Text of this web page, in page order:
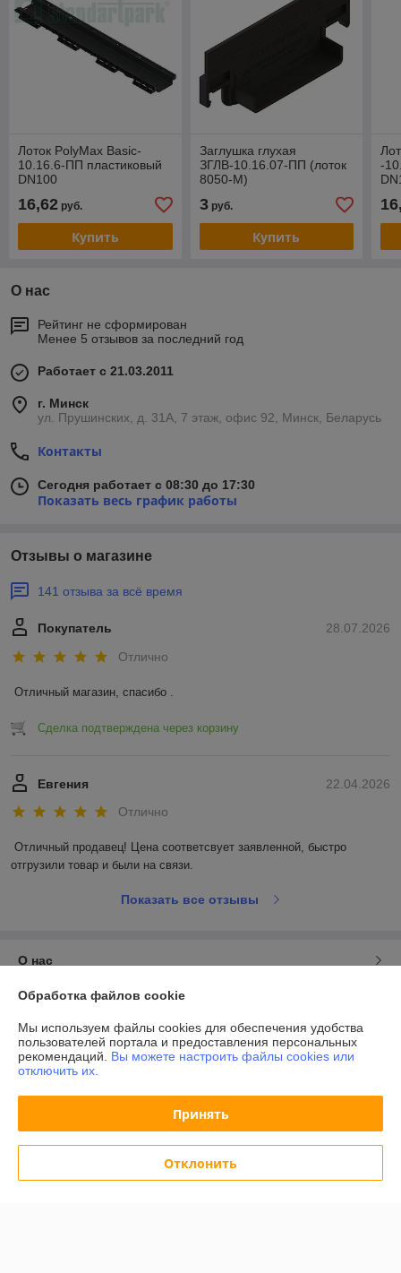
Лоток PolyMax Basic-
10.16.6-ПП пластиковый
DN100
16,62 руб.
Купить
Заглушка глухая
ЗГЛВ-10.16.07-ПП (лоток
8050-М)
3руб.
Купить
-
О нас
Рейтинг не сформирован
Менее 5 отзывов за последний год
Работает с 21.03.2011
г. Минск
ул. Прушинских, д. 31А, 7 этаж, офис 92, Минск, Беларусь
Контакты
Сегодня работает с 08:30 до 17:30
Показать весь график работы
Отзывы о магазине
141 отзыва за всё время
28.07.2026
Покупатель
Отлично
Отличный магазин, спасибо .
Сделка подтверждена через корзину
22.04.2026
Евгения
Отлично
Отличный продавец! Цена соответсвует заявленной, быстро
отгрузили товар и были на связи.
Показать все отзывы
О нас
Контакты
Доставка и оплата
Полная версия сайта
Политика обработки cookies
Обработка файлов cookie
Мы используем файлы cookies для обеспечения удобства
пользователей портала и предоставления персональных
рекомендаций. Вы можете настроить файлы cookies или
отключить их.
Принять
Отклонить